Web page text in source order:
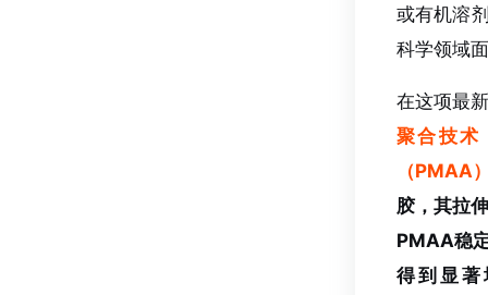
或有机溶
科学领域
在这项最
聚合技术
（PMAA
胶，其拉
PMAA稳
得到显